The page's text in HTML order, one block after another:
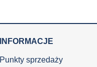
INFORMACJE
Punkty sprzedaży